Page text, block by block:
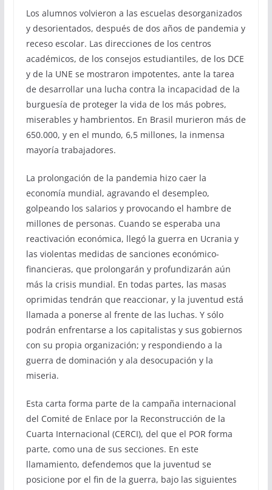
Los alumnos volvieron a las escuelas desorganizados
y desorientados, después de dos años de pandemia y
receso escolar. Las direcciones de los centros
académicos, de los consejos estudiantiles, de los DCE
y de la UNE se mostraron impotentes, ante la tarea
de desarrollar una lucha contra la incapacidad de la
burguesía de proteger la vida de los más pobres,
miserables y hambrientos. En Brasil murieron más de
650.000, y en el mundo, 6,5 millones, la inmensa
mayoría trabajadores.
La prolongación de la pandemia hizo caer la
economía mundial, agravando el desempleo,
golpeando los salarios y provocando el hambre de
millones de personas. Cuando se esperaba una
reactivación económica, llegó la guerra en Ucrania y
las violentas medidas de sanciones económico-
financieras, que prolongarán y profundizarán aún
más la crisis mundial. En todas partes, las masas
oprimidas tendrán que reaccionar, y la juventud está
llamada a ponerse al frente de las luchas. Y sólo
podrán enfrentarse a los capitalistas y sus gobiernos
con su propia organización; y respondiendo a la
guerra de dominación y ala desocupación y la
miseria.
Esta carta forma parte de la campaña internacional
del Comité de Enlace por la Reconstrucción de la
Cuarta Internacional (CERCI), del que el POR forma
parte, como una de sus secciones. En este
llamamiento, defendemos que la juventud se
posicione por el fin de la guerra, bajo las siguientes